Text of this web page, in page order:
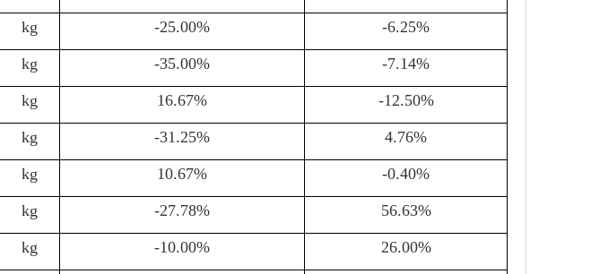
kg -25.00% -6.25%
kg -35.00% -7.14%
kg 16.67% -12.50%
kg -31.25% 4.76%
kg 10.67% -0.40%
kg -27.78% 56.63%
kg -10.00% 26.00%